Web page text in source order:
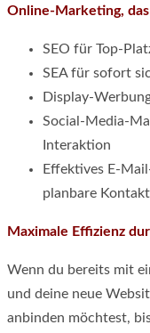
Online-Marketing,
SEO für Top-
SEA für sofort
Display-
Social-Media-
Interaktion
Effektives E-
planbare
Maximale Effizienz
Wenn du bereits mit
und deine neue
anbinden möchtest,